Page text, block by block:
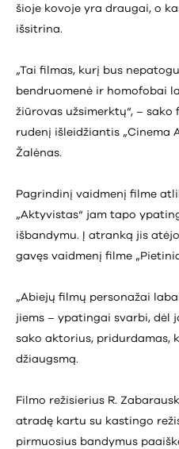
šioje kovoje yra draugai, o
išsitrina.
„Tai filmas, kurį bus
bendruomenė ir homofobai
žiūrovas užsimerktų“, –
rudenį išleidžiantis „Cinema
Žalėnas.
Pagrindinį vaidmenį filme
„Aktyvistas“ jam tapo
išbandymu. Į atranką jis
gavęs vaidmenį filme
„Abiejų filmų personažai
jiems – ypatingai svarbi, dėl
sako aktorius, pridurdamas,
džiaugsmą.
Filmo režisierius R.
atradę kartu su kastingo
pirmuosius bandymus